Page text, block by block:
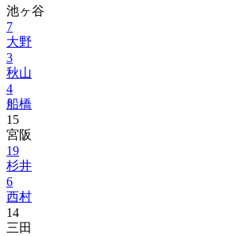
池ヶ谷
7
大野
3
秋山
4
船橋
15
宮阪
19
杉井
6
西村
14
三田